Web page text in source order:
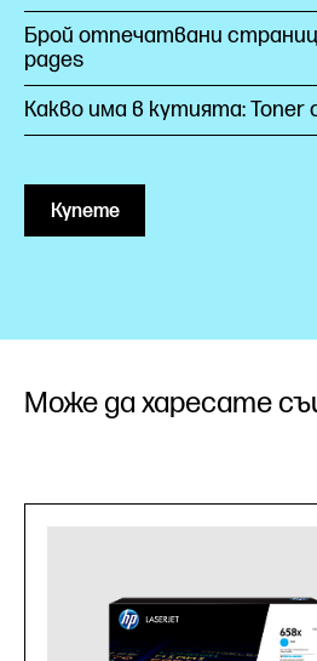
Брой отпечатвани
pages
Какво има в кутията: Toner
Купете
Може да харесате